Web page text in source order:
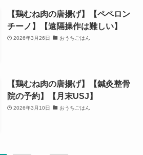
【鶏むね肉の唐揚げ】【ペペロン
チーノ】【遠隔操作は難しい】
2026年3月26日 おうちごはん
【鶏むね肉の唐揚げ】【鍼灸整骨
院の予約】【月末USJ】
2026年3月10日 おうちごはん